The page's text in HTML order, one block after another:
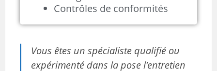
Contrôles de conformités
Vous êtes un spécialiste qualifié ou
expérimenté dans la pose l’entretien